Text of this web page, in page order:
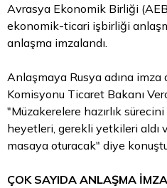
Avrasya Ekonomik Birliği
ekonomik-ticari işbirliği
anlaşma imzalandı.
Anlaşmaya Rusya adına
Komisyonu Ticaret Bakanı
"Müzakerelere hazırlık
heyetleri, gerekli yetkileri aldı
masaya oturacak" diye
ÇOK SAYIDA ANLAŞMA